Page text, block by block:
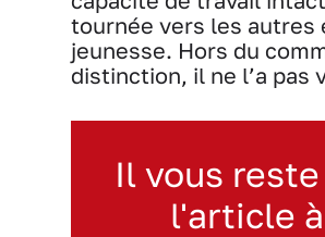
tournée vers les autres
jeunesse. Hors du
distinction, il ne l’a pas
Il vous
l'article